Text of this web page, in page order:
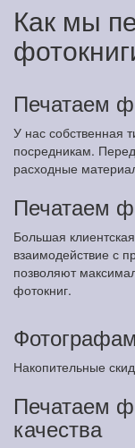
Как мы
Печатаем
У нас собственная
посредникам.
расходные
Печатаем
Большая
взаимодействие с
позволяют
фотокниг.
Накопительные
Печатаем
качества